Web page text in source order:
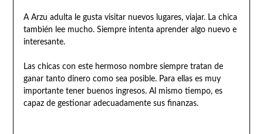
A Arzu adulta le gusta visitar nuevos lugares, viajar. La chica
también lee mucho. Siempre intenta aprender algo nuevo e
interesante.
Las chicas con este hermoso nombre siempre tratan de
ganar tanto dinero como sea posible. Para ellas es muy
importante tener buenos ingresos. Al mismo tiempo, es
capaz de gestionar adecuadamente sus finanzas.